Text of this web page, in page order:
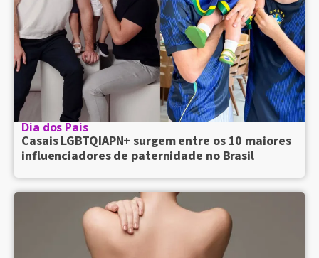
Dia dos Pais
Casais LGBTQIAPN+ surgem entre os 10 maiores
influenciadores de paternidade no Brasil